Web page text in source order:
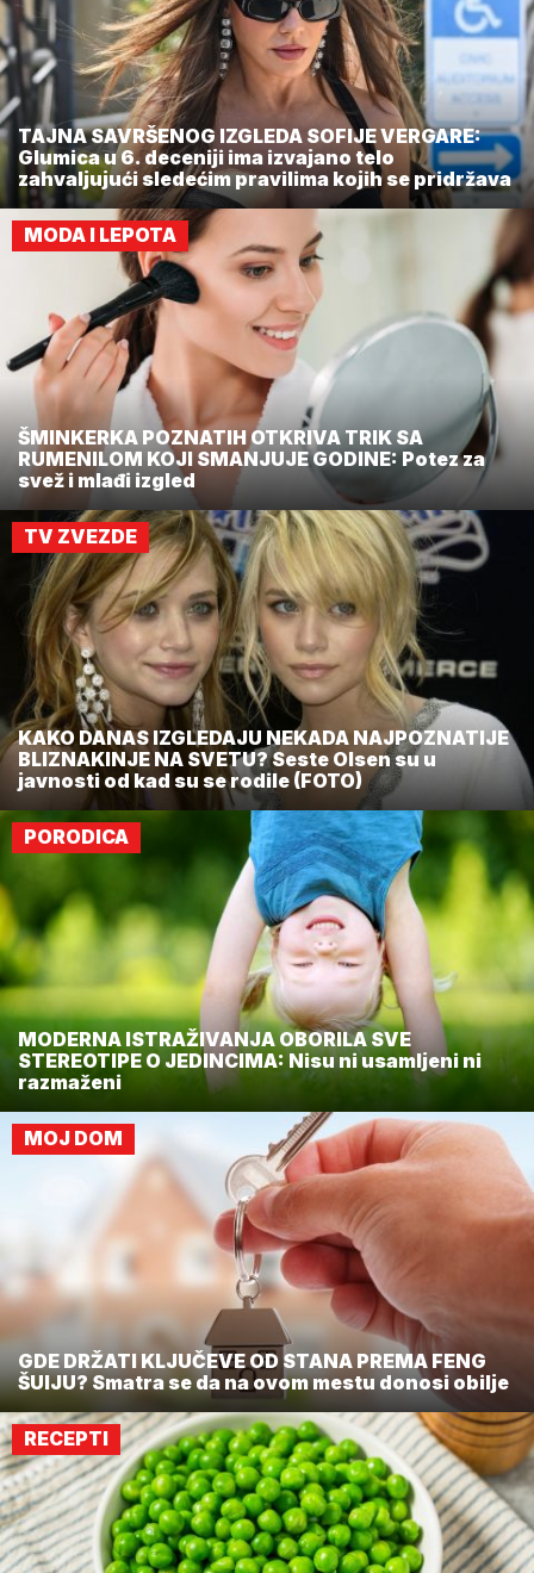
TAJNA SAVRŠENOG IZGLEDA SOFIJE VERGARE:
Glumica u 6. deceniji ima izvajano telo
zahvaljujući sledećim pravilima kojih se pridržava
MODA I LEPOTA
ŠMINKERKA POZNATIH OTKRIVA TRIK SA
RUMENILOM KOJI SMANJUJE GODINE: Potez za
svež i mlađi izgled
TV ZVEZDE
KAKO DANAS IZGLEDAJU NEKADA NAJPOZNATIJE
BLIZNAKINJE NA SVETU? Seste Olsen su u
javnosti od kad su se rodile (FOTO)
PORODICA
MODERNA ISTRAŽIVANJA OBORILA SVE
STEREOTIPE O JEDINCIMA: Nisu ni usamljeni ni
razmaženi
MOJ DOM
GDE DRŽATI KLJUČEVE OD STANA PREMA FENG
ŠUIJU? Smatra se da na ovom mestu donosi obilje
RECEPTI